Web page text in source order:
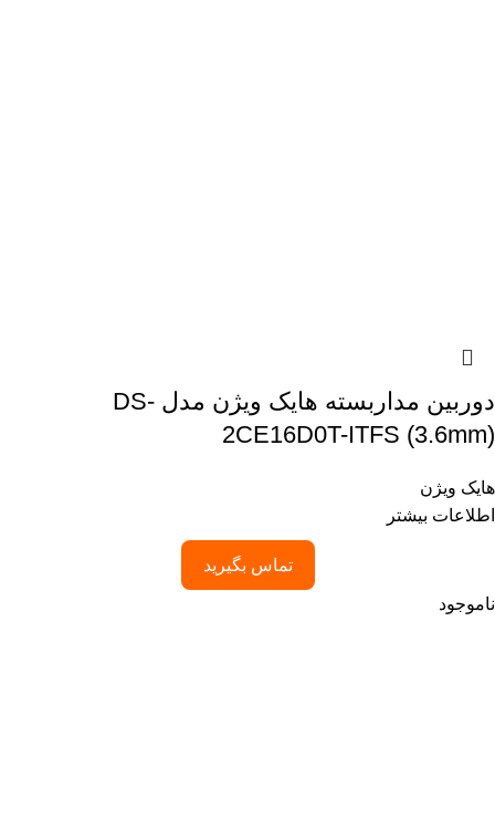
دوربین مداربسته هایک ویژن مدل DS-
2CE16D0T-ITFS (3.6mm)
هایک ویژن
اطلاعات بیشتر
تماس بگیرید
ناموجود